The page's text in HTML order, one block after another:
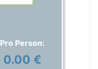
Pro Person:
0.00 €